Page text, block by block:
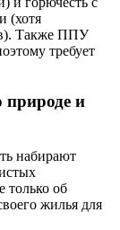
(хотя
Также ППУ
требует
природе и
набирают
только об
жилья для